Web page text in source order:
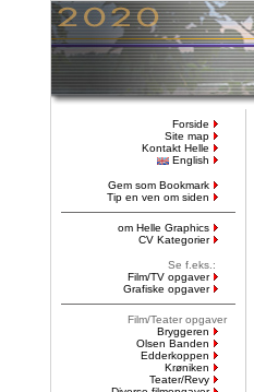
Forside
Site map
Kontakt Helle
English
Gem som Bookmark
Tip en ven om siden
om Helle Graphics
CV Kategorier
Se f.eks.:
Film/TV opgaver
Grafiske opgaver
Film/Teater opgaver
Bryggeren
Olsen Banden
Edderkoppen
Krøniken
Teater/Revy